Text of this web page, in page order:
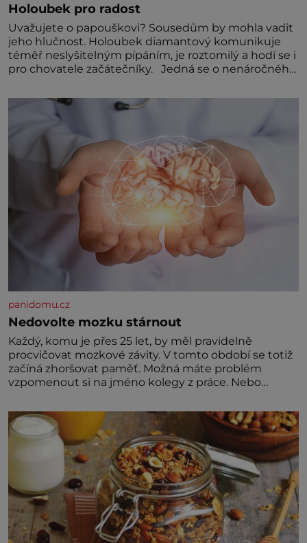
Holoubek pro radost
Uvažujete o papouškovi? Sousedům by mohla vadit
jeho hlučnost. Holoubek diamantový komunikuje
téměř neslyšitelným pípáním, je roztomilý a hodí se i
pro chovatele začátečníky. Jedná se o nenáročného
Hodně času tráví na zemi, kde sbírá zbytky semínek
Jeho domovinou je prakticky celá Austrálie s
výjimkou pobřežní oblasti.
panidomu.cz
Nedovolte mozku stárnout
Každý, komu je přes 25 let, by měl pravidelně
procvičovat mozkové závity. V tomto období se totiž
začíná zhoršovat paměť. Možná máte problém
vzpomenout si na jméno kolegy z práce. Nebo
nedávno přečetli. Je to opravdu tak, s věkem jako
kdyby se paměť rozhodla stávkovat. Cvičte